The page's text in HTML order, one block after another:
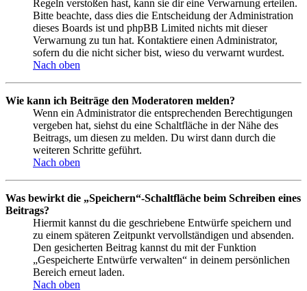
Regeln verstoßen hast, kann sie dir eine Verwarnung erteilen.
Bitte beachte, dass dies die Entscheidung der Administration
dieses Boards ist und phpBB Limited nichts mit dieser
Verwarnung zu tun hat. Kontaktiere einen Administrator,
sofern du die nicht sicher bist, wieso du verwarnt wurdest.
Nach oben
Wie kann ich Beiträge den Moderatoren melden?
Wenn ein Administrator die entsprechenden Berechtigungen
vergeben hat, siehst du eine Schaltfläche in der Nähe des
Beitrags, um diesen zu melden. Du wirst dann durch die
weiteren Schritte geführt.
Nach oben
Was bewirkt die „Speichern“-Schaltfläche beim Schreiben eines
Beitrags?
Hiermit kannst du die geschriebene Entwürfe speichern und
zu einem späteren Zeitpunkt vervollständigen und absenden.
Den gesicherten Beitrag kannst du mit der Funktion
„Gespeicherte Entwürfe verwalten“ in deinem persönlichen
Bereich erneut laden.
Nach oben